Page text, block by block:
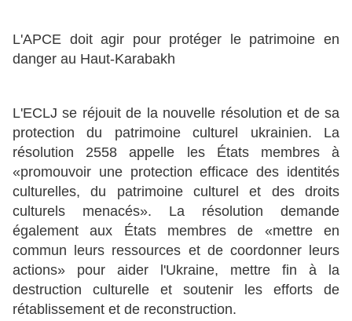
L'APCE doit agir pour protéger le patrimoine en
danger au Haut-Karabakh
L'ECLJ se réjouit de la nouvelle résolution et de sa
protection du patrimoine culturel ukrainien. La
résolution 2558 appelle les États membres à
«promouvoir une protection efficace des identités
culturelles, du patrimoine culturel et des droits
culturels menacés». La résolution demande
également aux États membres de «mettre en
commun leurs ressources et de coordonner leurs
actions» pour aider l'Ukraine, mettre fin à la
destruction culturelle et soutenir les efforts de
rétablissement et de reconstruction.